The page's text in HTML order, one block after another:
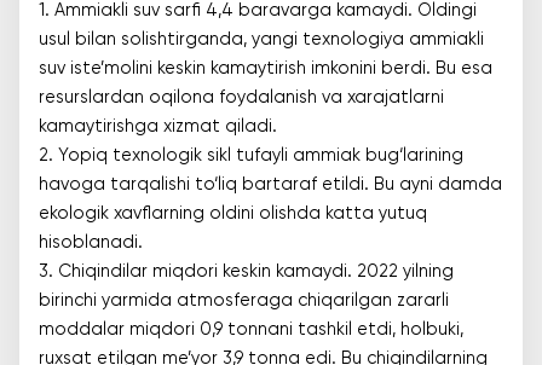
1. Ammiakli suv sarfi 4,4 baravarga kamaydi. Oldingi
usul bilan solishtirganda, yangi texnologiya ammiakli
suv iste’molini keskin kamaytirish imkonini berdi. Bu esa
resurslardan oqilona foydalanish va xarajatlarni
kamaytirishga xizmat qiladi.
2. Yopiq texnologik sikl tufayli ammiak bug‘larining
havoga tarqalishi to‘liq bartaraf etildi. Bu ayni damda
ekologik xavflarning oldini olishda katta yutuq
hisoblanadi.
3. Chiqindilar miqdori keskin kamaydi. 2022 yilning
birinchi yarmida atmosferaga chiqarilgan zararli
moddalar miqdori 0,9 tonnani tashkil etdi, holbuki,
ruxsat etilgan me’yor 3,9 tonna edi. Bu chiqindilarning